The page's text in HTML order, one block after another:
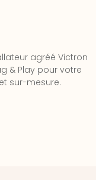
agréé Victron
& Play pour votre
sur-mesure.